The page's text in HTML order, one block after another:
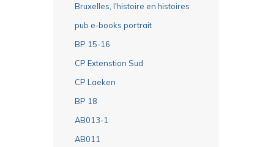
Bruxelles, l'histoire en histoires
pub e-books portrait
BP 15-16
CP Extenstion Sud
CP Laeken
BP 18
AB013-1
AB011